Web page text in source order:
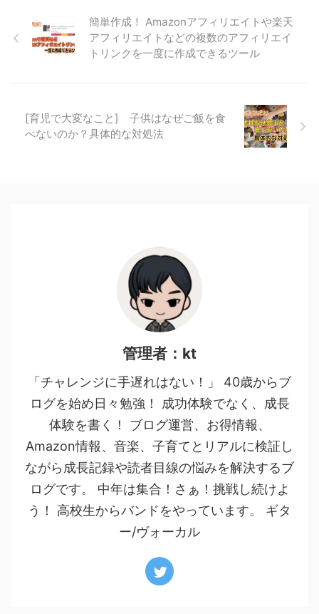
簡単作成！ Amazonアフィリエイトや楽天
アフィリエイトなどの複数のアフィリエイ
トリンクを一度に作成できるツール
[育児で大変なこと] 子供はなぜご飯を食
べないのか？具体的な対処法
管理者：kt
「チャレンジに手遅れはない！」 40歳からブ
ログを始め日々勉強！ 成功体験でなく、成長
体験を書く！ ブログ運営、お得情報、
Amazon情報、音楽、子育てとリアルに検証し
ながら成長記録や読者目線の悩みを解決するブ
ログです。 中年は集合！さぁ！挑戦し続けよ
う！ 高校生からバンドをやっています。 ギタ
ー/ヴォーカル